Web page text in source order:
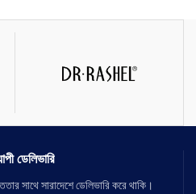
ডেলিভারি
সাথে সারাদেশে ডেলিভারি করে থাকি।